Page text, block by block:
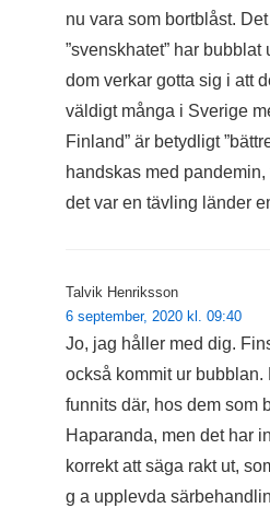
nu vara som bortblåst.
”svenskhatet” har bubblat
dom verkar gotta sig i att
väldigt många i Sverige
Finland” är betydligt
handskas med
det var en tävling länder
Talvik Henriksson
6 september, 2020 kl. 09:40
Jo, jag håller med dig.
också kommit ur bubblan.
funnits där, hos dem som
Haparanda, men det har
korrekt att säga rakt ut,
g a upplevda